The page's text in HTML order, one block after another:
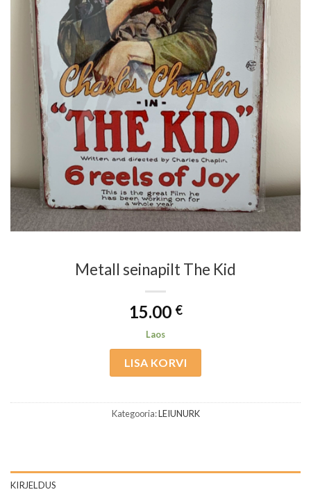
Metall seinapilt The Kid
15.00 €
Laos
LISA KORVI
Kategooria:LEIUNURK
KIRJELDUS